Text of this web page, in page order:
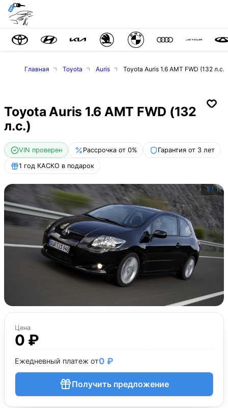
Главная Toyota Auris Toyota Auris 1.6 AMT FWD (132 л.с.)
Toyota Auris 1.6 AMT FWD (132
л.с.)
VIN проверен Рассрочка от 0% Гарантия от 3 лет
1 год КАСКО в подарок
1 /1
Цена
0 ₽
Ежедневный платеж от0 ₽
Получить предложение